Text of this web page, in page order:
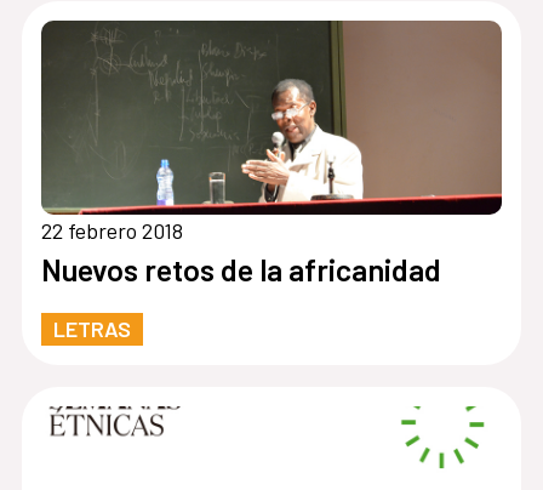
22 febrero 2018
Nuevos retos de la africanidad
LETRAS